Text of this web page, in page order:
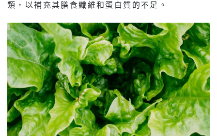
類，以補充其膳食纖維和蛋白質的不足。